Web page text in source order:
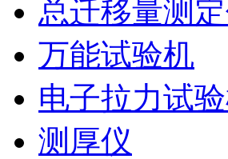
总迁移量测
万能试验机
电子拉力试
测厚仪